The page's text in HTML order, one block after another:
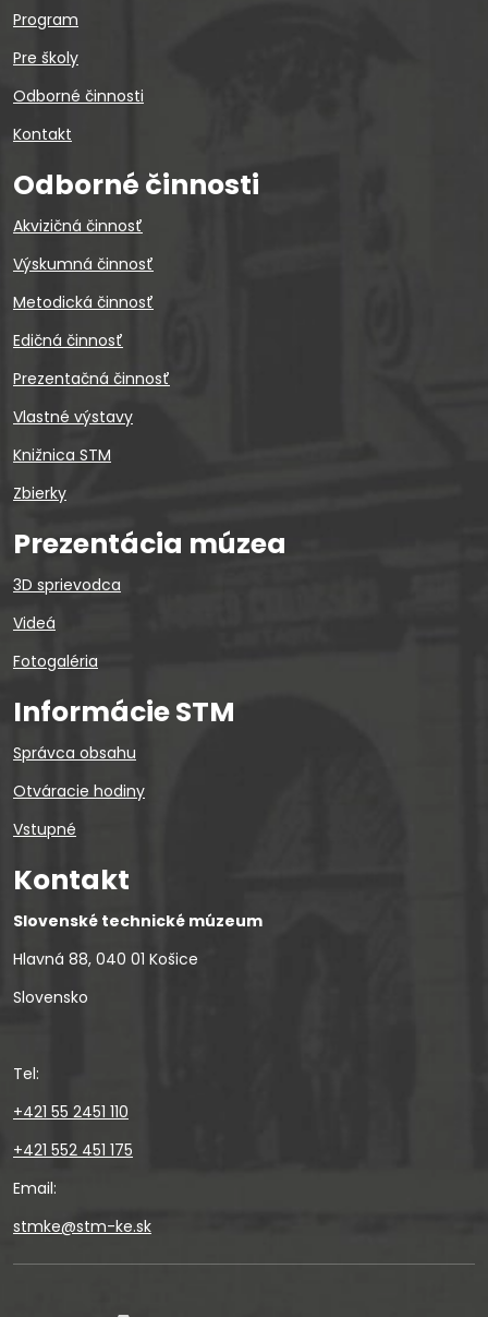
Program
Pre školy
Odborné činnosti
Kontakt
Odborné činnosti
Akvizičná činnosť
Výskumná činnosť
Metodická činnosť
Edičná činnosť
Prezentačná činnosť
Vlastné výstavy
Knižnica STM
Zbierky
Prezentácia múzea
3D sprievodca
Videá
Fotogaléria
Informácie STM
Správca obsahu
Otváracie hodiny
Vstupné
Kontakt
Slovenské technické múzeum
Hlavná 88, 040 01 Košice
Slovensko
Tel:
+421 55 2451 110
+421 552 451 175
Email:
stmke@stm-ke.sk